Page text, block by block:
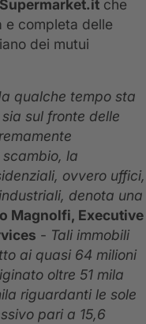
che
e completa delle
dei mutui
qualche tempo sta
sul fronte delle
la
ovvero uffici,
denota una
Magnolfi, Executive
- Tali immobili
ai quasi 64 milioni
oltre 51 mila
riguardanti le sole
pari a 15,6